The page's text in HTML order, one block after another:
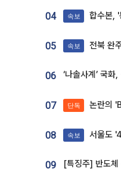
04 속보 합수본, '통계
05 속보 전북 완
06
07 단독 논란의 'Busan is
08 속보 서울도
09